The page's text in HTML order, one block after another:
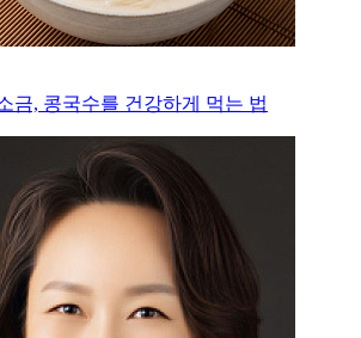
금, 콩국수를 건강하게 먹는 법